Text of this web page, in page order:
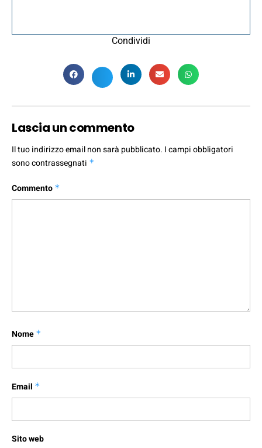
Condividi
Lascia un commento
Il tuo indirizzo email non sarà pubblicato. I campi obbligatori
sono contrassegnati *
Commento *
Nome *
Email *
Sito web